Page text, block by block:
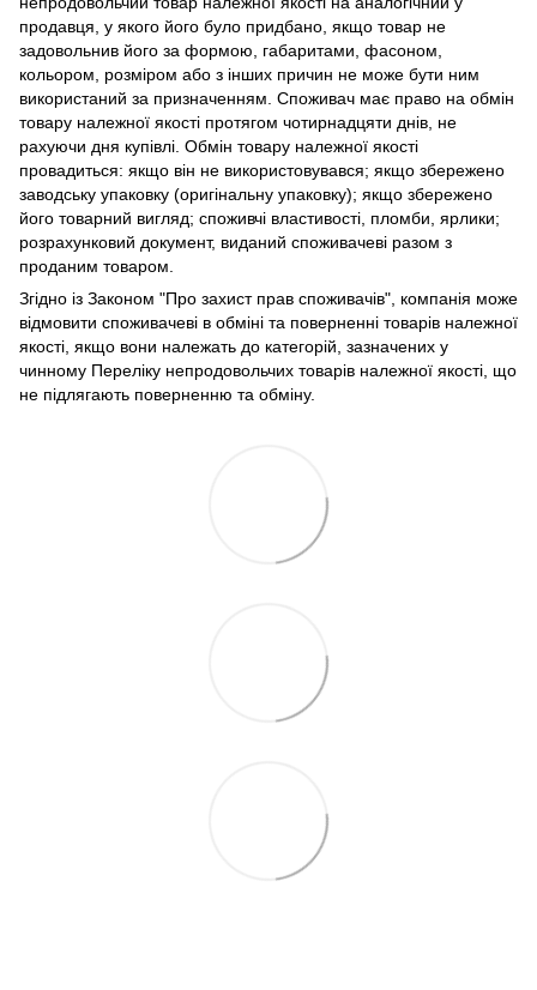
продавця, у якого його було придбано, якщо товар не
задовольнив його за формою, габаритами, фасоном,
кольором, розміром або з інших причин не може бути ним
використаний за призначенням. Споживач має право на обмін
товару належної якості протягом чотирнадцяти днів, не
рахуючи дня купівлі. Обмін товару належної якості
провадиться: якщо він не використовувався; якщо збережено
заводську упаковку (оригінальну упаковку); якщо збережено
його товарний вигляд; споживчі властивості, пломби, ярлики;
розрахунковий документ, виданий споживачеві разом з
проданим товаром.
Згідно із Законом "Про захист прав споживачів", компанія може
відмовити споживачеві в обміні та поверненні товарів належної
якості, якщо вони належать до категорій, зазначених у
чинному Переліку непродовольчих товарів належної якості, що
не підлягають поверненню та обміну.